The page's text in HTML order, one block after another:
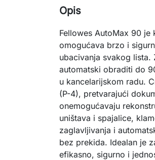
Opis
Fellowes AutoMax 90
omogućava brzo i
ubacivanja svakog lista.
automatski obraditi do
u kancelarijskom radu.
(P-4), pretvarajući
onemogućavaju
uništava i spajalice,
zaglavljivanja i
bez prekida. Idealan je
efikasno, sigurno i